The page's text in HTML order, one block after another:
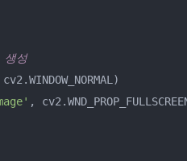
성
,